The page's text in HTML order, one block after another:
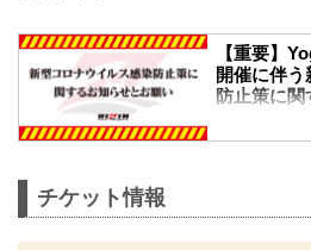
【重要】
開催に伴
防止策に関
RIZIN
フィシャル
い。
RIZINではイ
チケット情報